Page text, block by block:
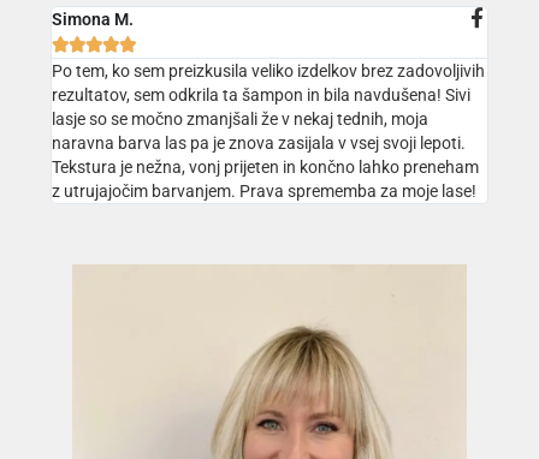
Simona M.

Po tem, ko sem preizkusila veliko izdelkov brez zadovoljivih
rezultatov, sem odkrila ta šampon in bila navdušena! Sivi
lasje so se močno zmanjšali že v nekaj tednih, moja
naravna barva las pa je znova zasijala v vsej svoji lepoti.
Tekstura je nežna, vonj prijeten in končno lahko preneham
z utrujajočim barvanjem. Prava sprememba za moje lase!